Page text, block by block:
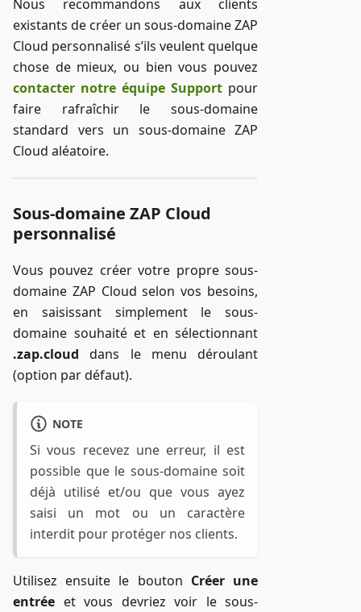
Nous recommandons aux clients
existants de créer un sous-domaine ZAP
Cloud personnalisé s’ils veulent quelque
chose de mieux, ou bien vous pouvez
contacter notre équipe Support pour
faire rafraîchir le sous-domaine
standard vers un sous-domaine ZAP
Cloud aléatoire.
Sous-domaine ZAP Cloud
personnalisé
Vous pouvez créer votre propre sous-
domaine ZAP Cloud selon vos besoins,
en saisissant simplement le sous-
domaine souhaité et en sélectionnant
.zap.cloud dans le menu déroulant
(option par défaut).
NOTE
Si vous recevez une erreur, il est
possible que le sous-domaine soit
déjà utilisé et/ou que vous ayez
saisi un mot ou un caractère
interdit pour protéger nos clients.
Utilisez ensuite le bouton Créer une
entrée et vous devriez voir le sous-